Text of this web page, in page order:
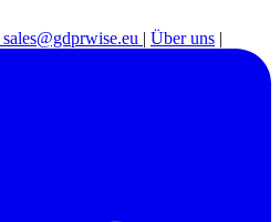
sales@gdprwise.eu | Über uns |